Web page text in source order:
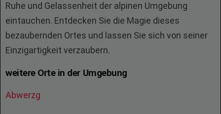
Ruhe und Gelassenheit der alpinen Umgebung
eintauchen. Entdecken Sie die Magie dieses
bezaubernden Ortes und lassen Sie sich von seiner
Einzigartigkeit verzaubern.
weitere Orte in der Umgebung
Abwerzg